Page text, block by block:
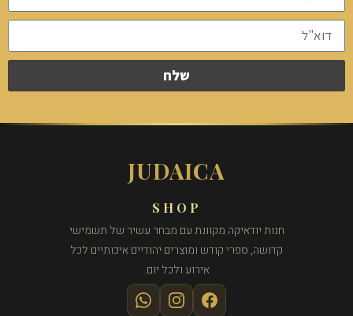
שלח
JUDAICA
SHOP
חנות יודאיקה מקוונת עם מבחר עשיר של תשמישי
קדושה, ספרי קודש ומוצרים יהודיים איכותיים לכל
אירוע ולכל יום.